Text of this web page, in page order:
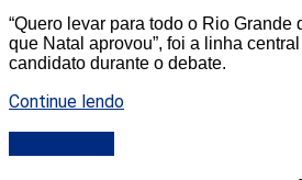
“Quero levar para todo o Rio Grande
que Natal aprovou”, foi a linha
candidato durante o debate.
Continue lendo